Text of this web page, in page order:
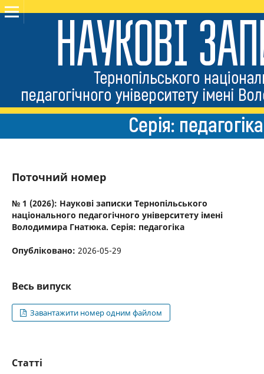
Поточний номер
№ 1 (2026): Наукові записки Тернопільського
національного педагогічного університету імені
Володимира Гнатюка. Серія: педагогіка
Опубліковано: 2026-05-29
Весь випуск
Завантажити номер одним файлом
Статті